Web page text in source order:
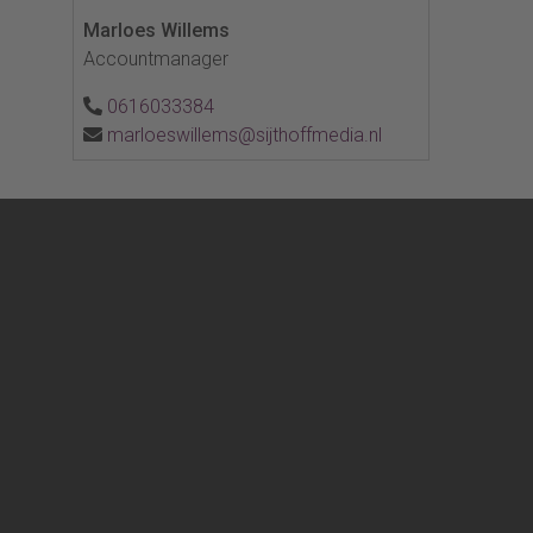
Marloes Willems
Accountmanager
0616033384
marloeswillems@sijthoffmedia.nl